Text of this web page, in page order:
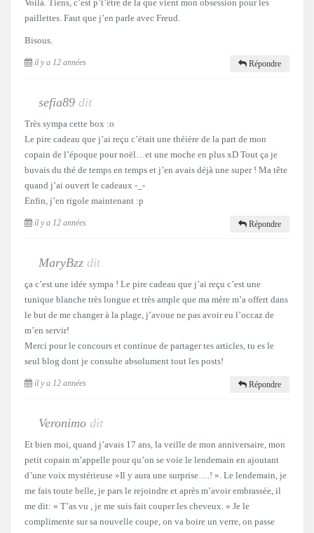
Voilà. Tiens, c’est p’t’être de la que vient mon obsession pour les
paillettes. Faut que j’en parle avec Freud.
Bisous.
il y a 12 années Répondre
sefia89 dit
Très sympa cette box :o
Le pire cadeau que j’ai reçu c’était une théière de la part de mon
copain de l’époque pour noël…et une moche en plus xD Tout ça je
buvais du thé de temps en temps et j’en avais déjà une super ! Ma tête
quand j’ai ouvert le cadeaux -_-
Enfin, j’en rigole maintenant :p
il y a 12 années Répondre
MaryBzz dit
ça c’est une idée sympa ! Le pire cadeau que j’ai reçu c’est une
tunique blanche très longue et très ample que ma mère m’a offert dans
le but de me changer à la plage, j’avoue ne pas avoir eu l’occaz de
m’en servir!
Merci pour le concours et continue de partager tes articles, tu es le
seul blog dont je consulte absolument tout les posts!
il y a 12 années Répondre
Veronimo dit
Et bien moi, quand j’avais 17 ans, la veille de mon anniversaire, mon
petit copain m’appelle pour qu’on se voie le lendemain en ajoutant
d’une voix mystérieuse »Il y aura une surprise….! ». Le lendemain, je
me fais toute belle, je pars le rejoindre et après m’avoir embrassée, il
me dit: « T’as vu , je me suis fait couper les cheveux. » Je le
complimente sur sa nouvelle coupe, on va boire un verre, on passe